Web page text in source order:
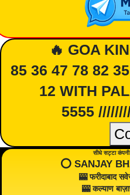
🔥 GOA
85 36 47 78 82
12 WITH
5555
सीधे सट्टा
⭕️ SANJAY
🎰 फरीदाबाद
🎰 कल्याण